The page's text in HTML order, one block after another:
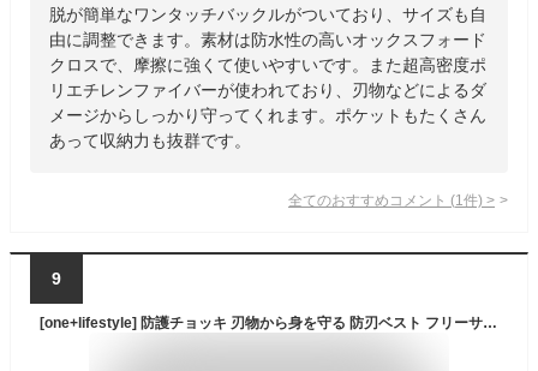
脱が簡単なワンタッチバックルがついており、サイズも自
由に調整できます。素材は防水性の高いオックスフォード
クロスで、摩擦に強くて使いやすいです。また超高密度ポ
リエチレンファイバーが使われており、刃物などによるダ
メージからしっかり守ってくれます。ポケットもたくさん
あって収納力も抜群です。
全てのおすすめコメント (1 件) >
9
[one+lifestyle] 防護チョッキ 刃物から身を守る 防刃ベスト フリーサイズ 切れない 保護ベスト セキュリティ ガード ボディガード 黒 べすと フルカバー